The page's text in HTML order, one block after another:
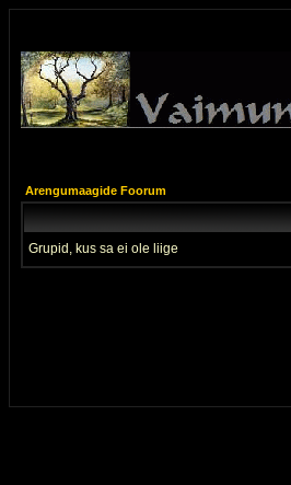
Arengumaagide Foorum
Grupid, kus sa ei ole liige